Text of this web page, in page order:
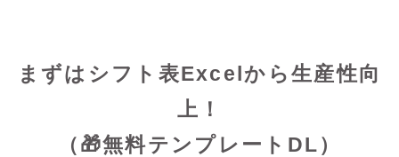
まずはシフト表Excelから生産性向
上！
（🎁無料テンプレートDL）